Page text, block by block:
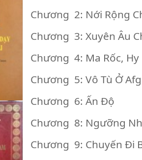
Chương 2: Nới Rộng
Chương 3: Xuyên Âu
Chương 4: Ma Rốc,
Chương 5: Vô Tù Ở
Chương 6: Ấn Độ
Chương 8: Ngưỡng
Chương 9: Chuyến Đi